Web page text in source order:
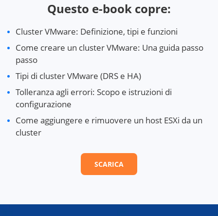
Questo e-book copre:
Cluster VMware: Definizione, tipi e funzioni
Come creare un cluster VMware: Una guida passo
passo
Tipi di cluster VMware (DRS e HA)
Tolleranza agli errori: Scopo e istruzioni di
configurazione
Come aggiungere e rimuovere un host ESXi da un
cluster
SCARICA